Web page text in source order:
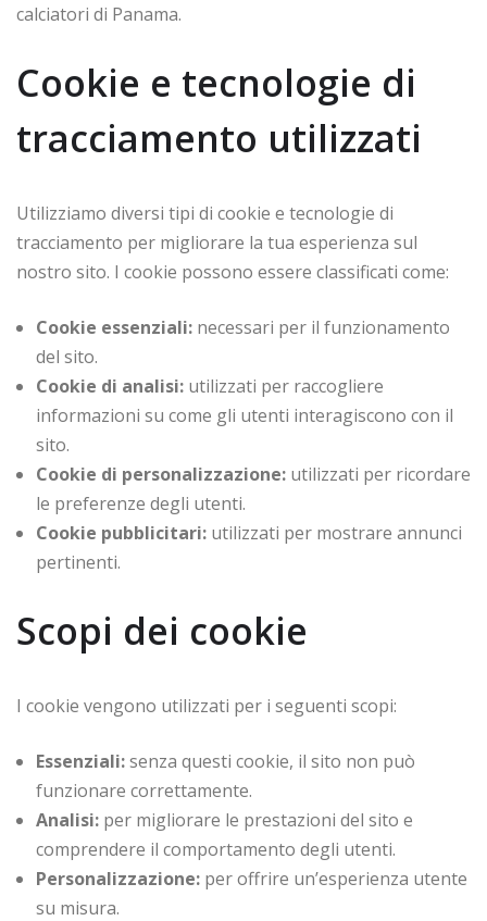
calciatori di Panama.
Cookie e tecnologie di
tracciamento utilizzati
Utilizziamo diversi tipi di cookie e tecnologie di
tracciamento per migliorare la tua esperienza sul
nostro sito. I cookie possono essere classificati come:
Cookie essenziali: necessari per il funzionamento
del sito.
Cookie di analisi: utilizzati per raccogliere
informazioni su come gli utenti interagiscono con il
sito.
Cookie di personalizzazione: utilizzati per ricordare
le preferenze degli utenti.
Cookie pubblicitari: utilizzati per mostrare annunci
pertinenti.
Scopi dei cookie
I cookie vengono utilizzati per i seguenti scopi:
Essenziali:senza questi cookie, il sito non può
funzionare correttamente.
Analisi: per migliorare le prestazioni del sito e
comprendere il comportamento degli utenti.
Personalizzazione: per offrire un’esperienza utente
su misura.